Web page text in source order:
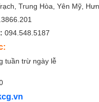
Trung Hòa, Yên Mỹ,
094.548.5187
tuần trừ ngày lễ